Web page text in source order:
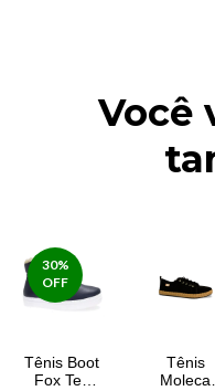
Você
30%
OFF
Tênis Boot
Fox Ten
Tênis
Moleca